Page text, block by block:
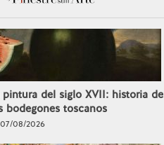
pintura del siglo XVII: historia de
bodegones toscanos
08/2026